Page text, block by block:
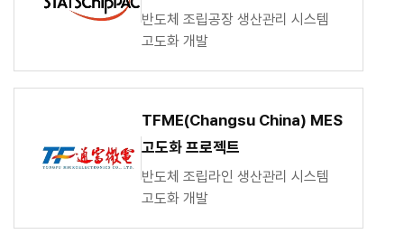
반도체 조립공장 생산관리 시스템
고도화 개발
TFME(Changsu China) MES
고도화 프로젝트
반도체 조립라인 생산관리 시스템
고도화 개발